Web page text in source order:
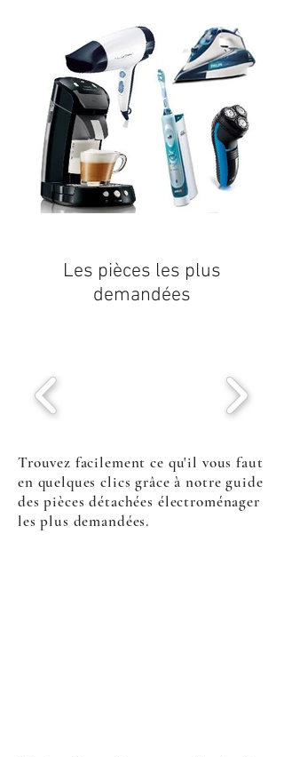
Les pièces les plus
demandées
Trouvez facilement ce qu'il vous faut
en quelques clics grâce à notre guide
des pièces détachées électroménager
les plus demandées.